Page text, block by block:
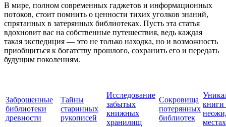
В мире, полном современных гаджетов и информационных
потоков, стоит помнить о ценности тихих уголков знаний,
спрятанных в затерянных библиотеках. Пусть эта статья
вдохновит вас на собственные путешествия, ведь каждая
такая экспедиция — это не только находка, но и возможность
приобщиться к богатству прошлого, сохранить его и передать
будущим поколениям.
Заброшенные
библиотеки
древности
Тайны
старинных
рукописей
Исследование
забытых
книжных
хранилищ
Сокровища
потерянных
библиотек
книги
местах